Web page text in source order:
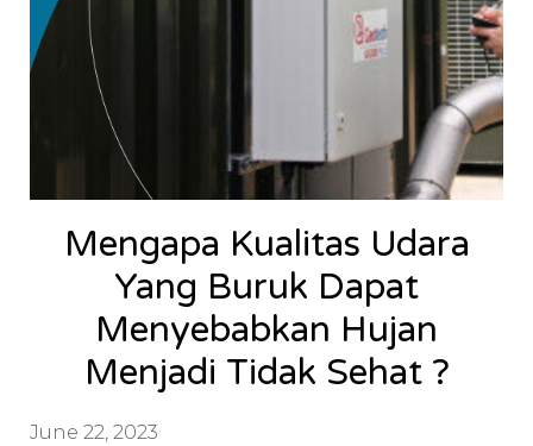
Mengapa Kualitas Udara
Yang Buruk Dapat
Menyebabkan Hujan
Menjadi Tidak Sehat ?
June 22, 2023